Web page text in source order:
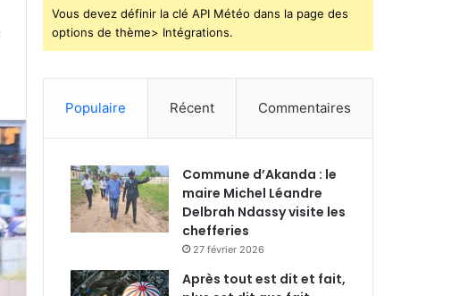
Vous devez définir la clé API Météo dans la page des
options de thème> Intégrations.
Populaire Récent Commentaires
Commune d’Akanda : le
maire Michel Léandre
Delbrah Ndassy visite les
chefferies
27 février 2026
Après tout est dit et fait,